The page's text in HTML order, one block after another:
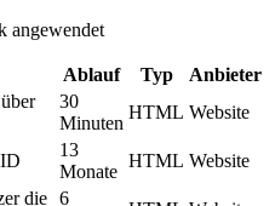
angewendet
Ablauf Typ
Anbieter
30
Minuten
HTML Website
13
Monate
HTML Website
die 6